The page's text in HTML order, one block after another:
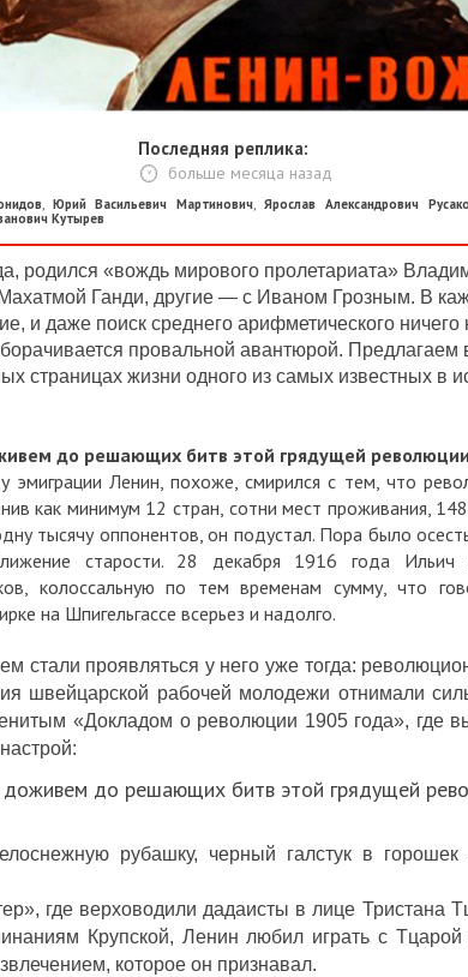
Последняя реплика:
больше месяца назад
, Юрий Васильевич Мартинович,Ярослав Александрович
Кутырев
родился «вождь мирового пролетариата»
Ганди, другие — с Иваном Грозным. В
и даже поиск среднего арифметического ничего
провальной авантюрой.
страницах жизни одного из самых известных в
до решающих битв этой грядущей
Ленин, похоже, смирился с тем, что
как минимум 12 стран, сотни мест проживания,
тысячу оппонентов, он подустал. Пора было
старости. 28 декабря 1916 года Ильич
колоссальную по тем временам сумму, что
на Шпигельгассе всерьез и надолго.
стали проявляться у него уже тогда:
швейцарской рабочей молодежи отнимали
«Докладом о революции 1905 года», где
до решающих битв этой грядущей
рубашку, черный галстук в
где верховодили дадаисты в лице Тристана
Крупской, Ленин любил играть с
которое он признавал.